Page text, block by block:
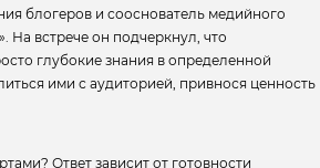
блогеров и сооснователь медийного
На встрече он подчеркнул, что
глубокие знания в определенной
ими с аудиторией, привнося ценность
Ответ зависит от готовности